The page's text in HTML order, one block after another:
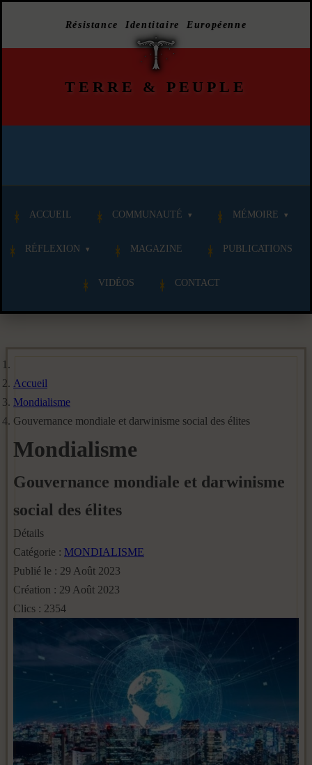
Résistance Identitaire Européenne
TERRE & PEUPLE
ACCUEIL COMMUNAUTÉ MÉMOIRE
RÉFLEXION MAGAZINE PUBLICATIONS
VIDÉOS CONTACT
Accueil
Mondialisme
Gouvernance mondiale et darwinisme social des élites
Mondialisme
Gouvernance mondiale et darwinisme
social des élites
Détails
Catégorie : MONDIALISME
Publié le : 29 Août 2023
Création : 29 Août 2023
Clics : 2354